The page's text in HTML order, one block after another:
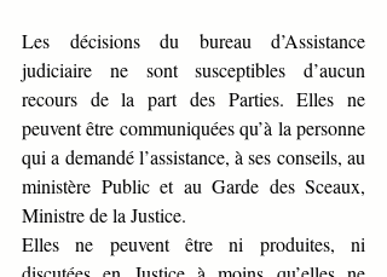
Les décisions du bureau d’Assistance
judiciaire ne sont susceptibles d’aucun
recours de la part des Parties. Elles ne
peuvent être communiquées qu’à la personne
qui a demandé l’assistance, à ses conseils, au
ministère Public et au Garde des Sceaux,
Ministre de la Justice.
Elles ne peuvent être ni produites, ni